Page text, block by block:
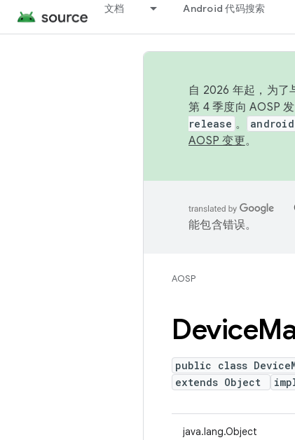
文档 Android 代码搜索
自 2026 年起，为了
第 4 季度向 AOSP
release 。
AOSP 变更。
能包含错误。
AOSP
Device
public class
extends Object
java.lang.Object